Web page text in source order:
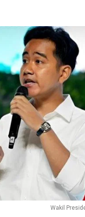
Wakil